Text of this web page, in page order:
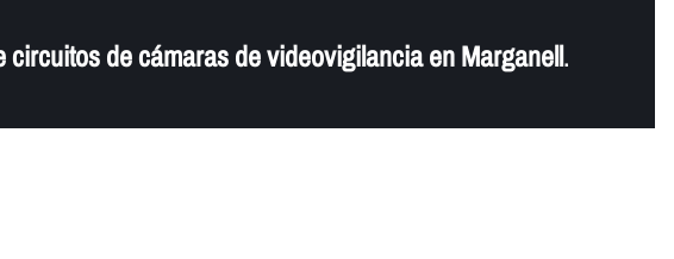
circuitos de cámaras de videovigilancia en Marganell.